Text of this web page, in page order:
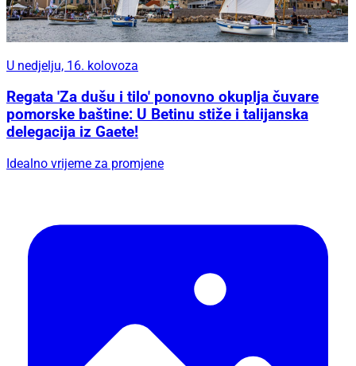
U nedjelju, 16. kolovoza
Regata 'Za dušu i tilo' ponovno okuplja čuvare
pomorske baštine: U Betinu stiže i talijanska
delegacija iz Gaete!
Idealno vrijeme za promjene